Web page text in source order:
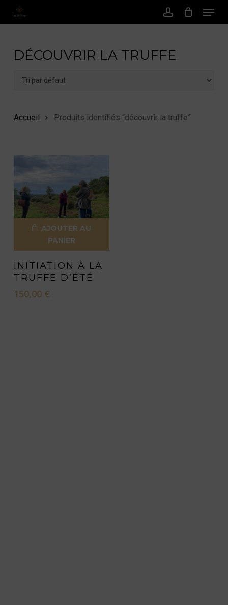
Passer
principal
Compte
Menu
DÉCOUVRIR LA TRUFFE
Accueil Produits identifiés “découvrir la truffe”
AJOUTER AU
PANIER
INITIATION À LA
TRUFFE D’ÉTÉ
150,00 €